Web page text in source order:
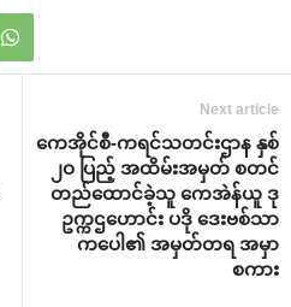
Next article
‌ကေအိုင်စီ-ကရင်သတင်းဌာန နှစ်
၂ဝ ပြည့် အထိမ်းအမှတ် စတင်
တည်‌ထောင်ခဲ့သူ ‌ကေအဲန်ယူ ဒု
ဥက္ကဌ‌ဟောင်း ပဒို ‌ဒေးဗစ်သာ
က‌ပေါ၏ အမှတ်တရ အမှာ
စကား